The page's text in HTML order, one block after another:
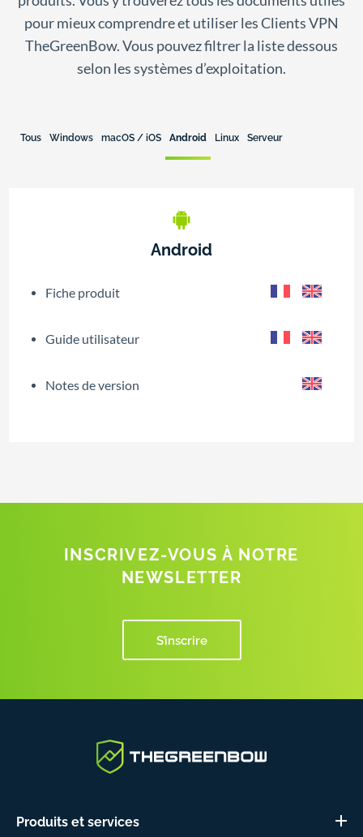
pour mieux comprendre et utiliser les Clients VPN
TheGreenBow. Vous pouvez filtrer la liste dessous
selon les systèmes d’exploitation.
Tous Windows macOS / iOS Android Linux Serveur
Android
Fiche produit
Guide utilisateur
Notes de version
INSCRIVEZ-VOUS À NOTRE
NEWSLETTER
S’inscrire
Produits et services